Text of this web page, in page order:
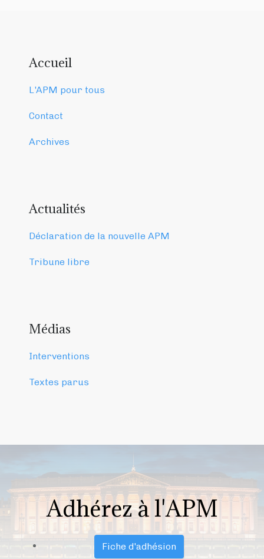
Accueil
L'APM pour tous
Contact
Archives
Actualités
Déclaration de la nouvelle APM
Tribune libre
Médias
Interventions
Textes parus
Adhérez à l'APM
Fiche d'adhésion